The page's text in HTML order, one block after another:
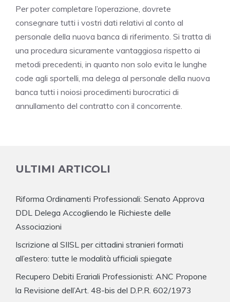
Per poter completare l’operazione, dovrete
consegnare tutti i vostri dati relativi al conto al
personale della nuova banca di riferimento. Si tratta di
una procedura sicuramente vantaggiosa rispetto ai
metodi precedenti, in quanto non solo evita le lunghe
code agli sportelli, ma delega al personale della nuova
banca tutti i noiosi procedimenti burocratici di
annullamento del contratto con il concorrente.
ULTIMI ARTICOLI
Riforma Ordinamenti Professionali: Senato Approva
DDL Delega Accogliendo le Richieste delle
Associazioni
Iscrizione al SIISL per cittadini stranieri formati
all’estero: tutte le modalità ufficiali spiegate
Recupero Debiti Erariali Professionisti: ANC Propone
la Revisione dell’Art. 48-bis del D.P.R. 602/1973